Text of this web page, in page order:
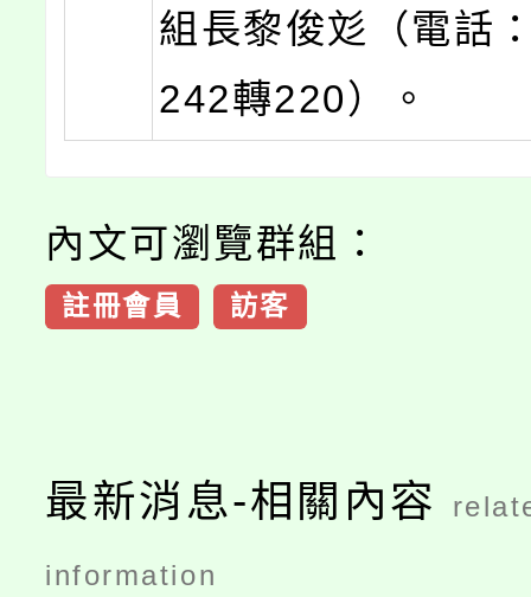
組長黎俊彣（電話
242轉220）。
內文可瀏覽群組：
註冊會員 訪客
最新消息-相關內容
information